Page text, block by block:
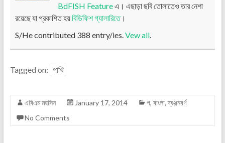
BdFISH Featureএ। এছাড়া ছবি তোলাতেও তার নেশা
রয়েছে যা প্রকাশিত হয়বিডিফিশ গ্যালারিতে।
S/He contributed 388 entry/ies.Vew all.
Tagged on: পাখি
এবিএম মহসিন January 17, 2014 প, বাংলা,ব্যঞ্জনবর্ণ
No Comments